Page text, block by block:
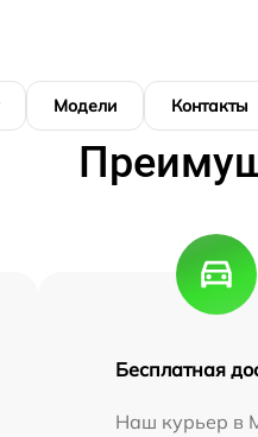
Модели Контакты
Бесплатная
Наш курьер в